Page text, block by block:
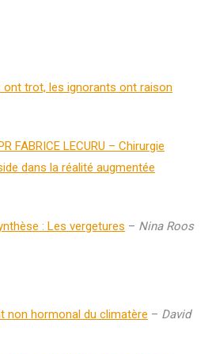
ont trot, les ignorants ont raison
FABRICE LECURU – Chirurgie
dans la réalité augmentée
: Les vergetures – Nina Roos
non hormonal du climatère – David